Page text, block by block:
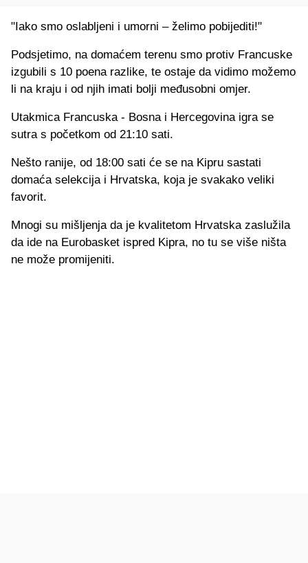
"Iako smo oslabljeni i umorni – želimo pobijediti!"
Podsjetimo, na domaćem terenu smo protiv Francuske
izgubili s 10 poena razlike, te ostaje da vidimo možemo
li na kraju i od njih imati bolji međusobni omjer.
Utakmica Francuska - Bosna i Hercegovina igra se
sutra s početkom od 21:10 sati.
Nešto ranije, od 18:00 sati će se na Kipru sastati
domaća selekcija i Hrvatska, koja je svakako veliki
favorit.
Mnogi su mišljenja da je kvalitetom Hrvatska zaslužila
da ide na Eurobasket ispred Kipra, no tu se više ništa
ne može promijeniti.